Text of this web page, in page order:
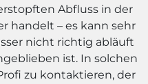
Abfluss in der
handelt – es kann sehr
nicht richtig abläuft
ist. In solchen
zu kontaktieren, der